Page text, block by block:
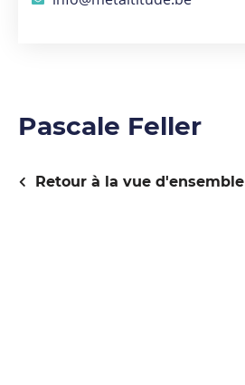
Pascale Feller
Retour à la vue d'ensemble